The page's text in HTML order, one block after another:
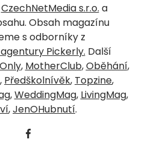
CzechNetMedia s.r.o. a
Obsah magazínu
s odborníky z
Pickerly. Další
, MotherClub,Oběhání,
, Předškolnívěk, Topzine,
,WeddingMag, LivingMag,
,JenOHubnutí.